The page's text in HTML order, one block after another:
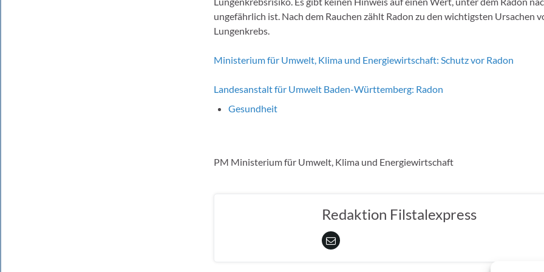
ungefährlich ist. Nach dem Rauchen zählt Radon zu den wichtigsten Ursachen
Lungenkrebs.
Ministerium für Umwelt, Klima und Energiewirtschaft: Schutz vor Radon
Landesanstalt für Umwelt Baden-Württemberg: Radon
Gesundheit
PM Ministerium für Umwelt, Klima und Energiewirtschaft
Redaktion Filstalexpress